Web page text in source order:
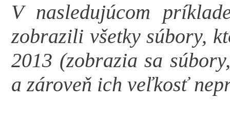
V nasledujúcom
zobrazili všetky súbory,
2013 (zobrazia sa
a zároveň ich veľkosť